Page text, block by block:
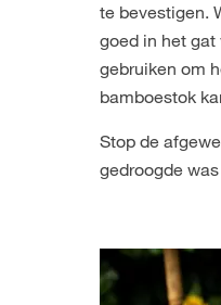
te bevestigen.
goed in het
gebruiken om
bamboestok
Stop de
gedroogde